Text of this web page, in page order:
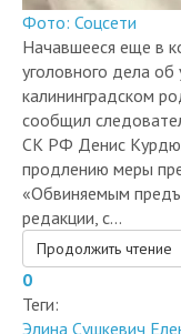
Фото: Соцсети
Начавшееся еще в
уголовного дела
калининградском
сообщил
СК РФ Денис
продлению меры
«Обвиняемым
редакции, с...
Продолжить чтение
0
Теги:
Элина Сушкевич